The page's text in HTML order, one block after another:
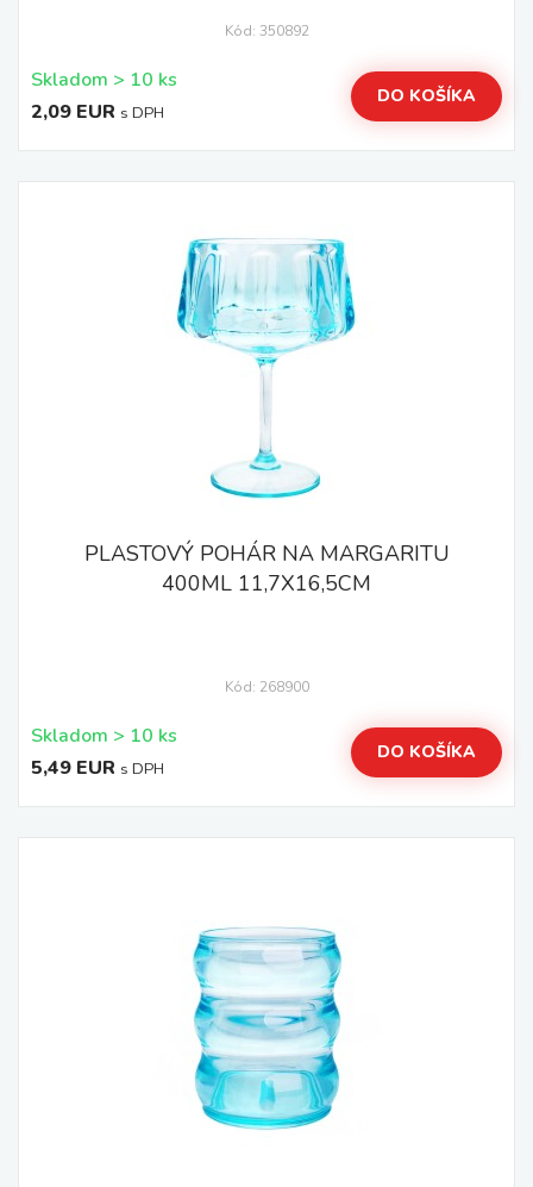
Kód: 350892
Skladom > 10 ks
2,09 EUR s DPH
DO KOŠÍKA
PLASTOVÝ POHÁR NA MARGARITU
400ML 11,7X16,5CM
Kód: 268900
Skladom > 10 ks
5,49 EUR s DPH
DO KOŠÍKA